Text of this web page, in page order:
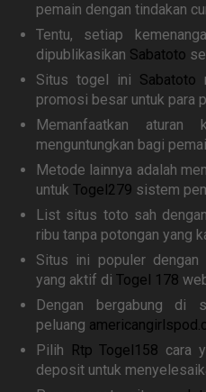
pemain dengan tindakan
Tentu, setiap
dipublikasikan Sabatoto
Situs togel ini Sabatoto
promosi besar untuk para
Memanfaatkan
menguntungkan bagi
Metode lainnya adalah
untuk Togel279 sistem
List situs toto sah
ribu tanpa potongan yang
Situs ini populer dengan
yang aktif di Togel 178
Dengan bergabung di
peluang
Pilih
Rtp Togel158 cara
deposit untuk